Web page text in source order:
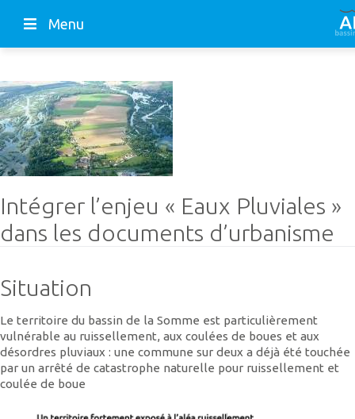
Menu
Intégrer l’enjeu « Eaux Pluviales »
dans les documents d’urbanisme
Situation
Le territoire du bassin de la Somme est particulièrement
vulnérable au ruissellement, aux coulées de boues et aux
désordres pluviaux : une commune sur deux a déjà été touchée
par un arrêté de catastrophe naturelle pour ruissellement et
coulée de boue